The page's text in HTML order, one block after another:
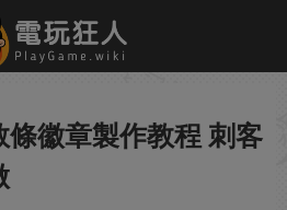
條徽章製作教程 刺客